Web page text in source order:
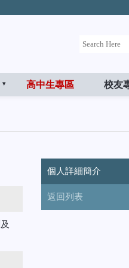
高中生專區 校友
個人詳細簡介
返回列表